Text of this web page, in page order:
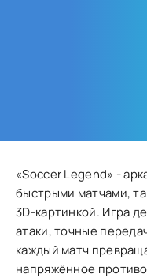
«Soccer Legend» -
быстрыми матчами,
3D-картинкой. Игра
атаки, точные
каждый матч
напряжённое